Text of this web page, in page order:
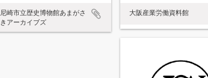
尼崎市立歴史博物館あまがさ
きアーカイブズ
大阪産業労働資料館